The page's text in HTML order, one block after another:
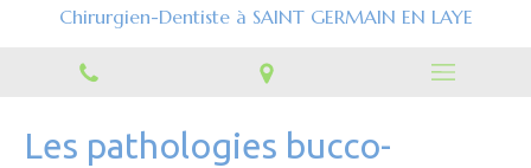
Chirurgien-Dentiste à SAINT GERMAIN EN LAYE
Les pathologies bucco-